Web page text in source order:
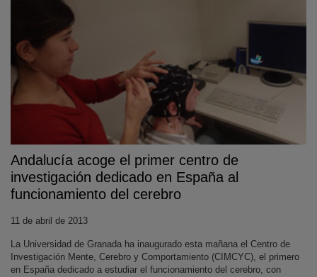
Andalucía acoge el primer centro de
investigación dedicado en España al
funcionamiento del cerebro
11 de abril de 2013
La Universidad de Granada ha inaugurado esta mañana el Centro de
Investigación Mente, Cerebro y Comportamiento (CIMCYC), el primero
en España dedicado a estudiar el funcionamiento del cerebro, con